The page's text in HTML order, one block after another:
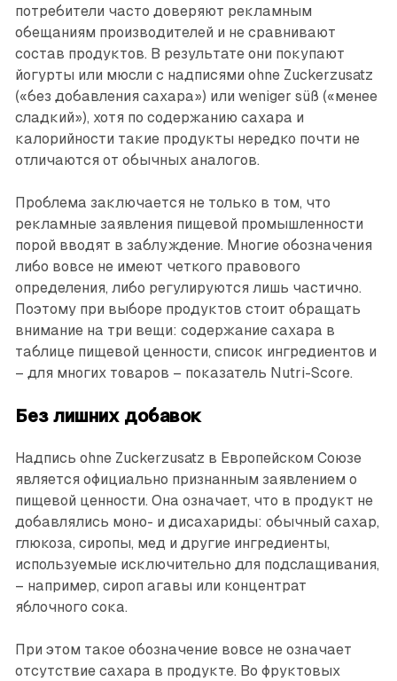
потребители часто доверяют рекламным
обещаниям производителей и не сравнивают
состав продуктов. В результате они покупают
йогурты или мюсли с надписями ohne Zuckerzusatz
(«без добавления сахара») или weniger süß («менее
сладкий»), хотя по содержанию сахара и
калорийности такие продукты нередко почти не
отличаются от обычных аналогов.
Проблема заключается не только в том, что
рекламные заявления пищевой промышленности
порой вводят в заблуждение. Многие обозначения
либо вовсе не имеют четкого правового
определения, либо регулируются лишь частично.
Поэтому при выборе продуктов стоит обращать
внимание на три вещи: содержание сахара в
таблице пищевой ценности, список ингредиентов и
– для многих товаров – показатель Nutri-Score.
Без лишних добавок
Надпись ohne Zuckerzusatz в Европейском Союзе
является официально признанным заявлением о
пищевой ценности. Она означает, что в продукт не
добавлялись моно- и дисаха­риды: обычный сахар,
глюкоза, сиропы, мед и другие ингредиенты,
используемые исключительно для подслащивания,
– например, сироп агавы или концентрат
яблочного сока.
При этом такое обозначение вовсе не означает
отсутствие сахара в продукте. Во фруктовых